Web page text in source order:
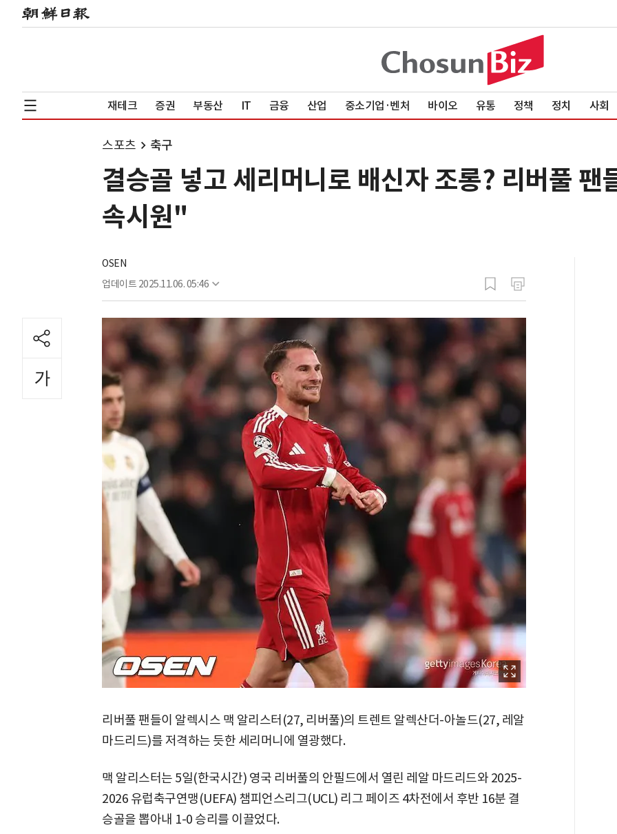
재테크 증권 부동산 IT 금융 산업 중소기업·벤처 바이오 유통 정책 정치 사회
스포츠 축구
결승골 넣고 세리머니로 배신자 조롱? 리버풀
속시원"
OSEN
업데이트 2025.11.06. 05:46
리버풀 팬들이 알렉시스 맥 알리스터(27, 리버풀)의 트렌트 알렉산더-아놀드(27, 레알
마드리드)를 저격하는 듯한 세리머니에 열광했다.
맥 알리스터는 5일(한국시간) 영국 리버풀의 안필드에서 열린 레알 마드리드와 2025-
2026 유럽축구연맹(UEFA) 챔피언스리그(UCL) 리그 페이즈 4차전에서 후반 16분 결
승골을 뽑아내 1-0 승리를 이끌었다.